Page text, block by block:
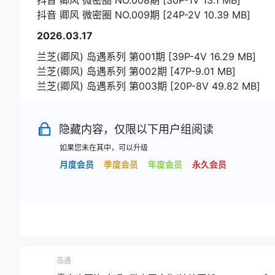
抖音 卿风 微密圈 NO.009期 [24P-2V 10.39 MB]
2026.03.17
兰芝(卿风) 岛遇系列 第001期 [39P-4V 16.29 MB]
兰芝(卿风) 岛遇系列 第002期 [47P-9.01 MB]
兰芝(卿风) 岛遇系列 第003期 [20P-8V 49.82 MB]
隐藏内容，仅限以下用户组阅读
如果您未在其中，可以升级
月度会员 季度会员 年度会员 永久会员
岛遇